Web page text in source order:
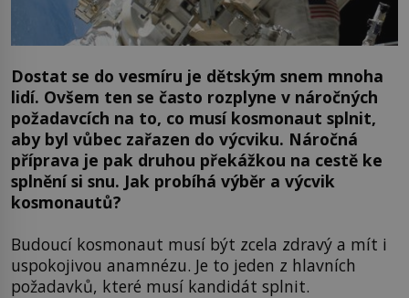
Dostat se do vesmíru je dětským snem mnoha
lidí. Ovšem ten se často rozplyne v náročných
požadavcích na to, co musí kosmonaut splnit,
aby byl vůbec zařazen do výcviku. Náročná
příprava je pak druhou překážkou na cestě ke
splnění si snu. Jak probíhá výběr a výcvik
kosmonautů?
Budoucí kosmonaut musí být zcela zdravý a mít i
uspokojivou anamnézu. Je to jeden z hlavních
požadavků, které musí kandidát splnit.